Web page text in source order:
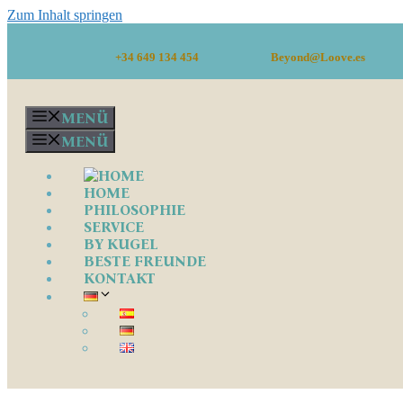
Zum Inhalt springen
+34 649 134 454 Beyond@Loove.es
MENÜ
MENÜ
HOME
PHILOSOPHIE
SERVICE
BY KUGEL
BESTE FREUNDE
KONTAKT